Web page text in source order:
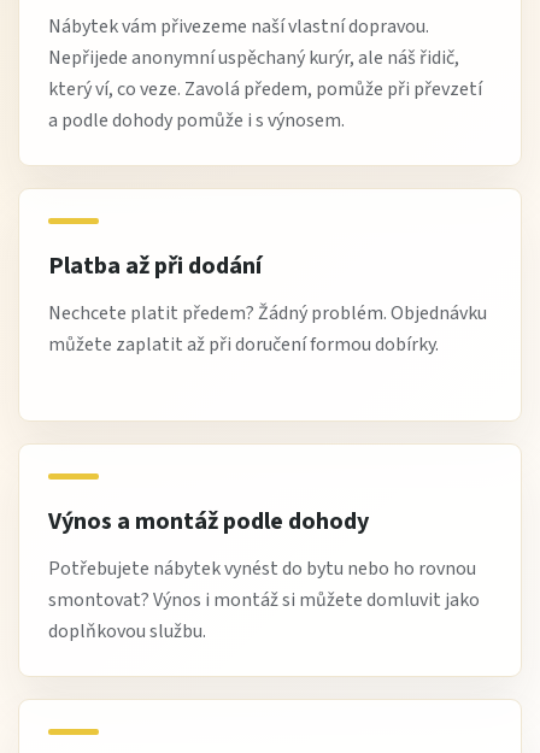
Nábytek vám přivezeme naší vlastní dopravou.
Nepřijede anonymní uspěchaný kurýr, ale náš řidič,
který ví, co veze. Zavolá předem, pomůže při převzetí
a podle dohody pomůže i s výnosem.
Platba až při dodání
Nechcete platit předem? Žádný problém. Objednávku
můžete zaplatit až při doručení formou dobírky.
Výnos a montáž podle dohody
Potřebujete nábytek vynést do bytu nebo ho rovnou
smontovat? Výnos i montáž si můžete domluvit jako
doplňkovou službu.